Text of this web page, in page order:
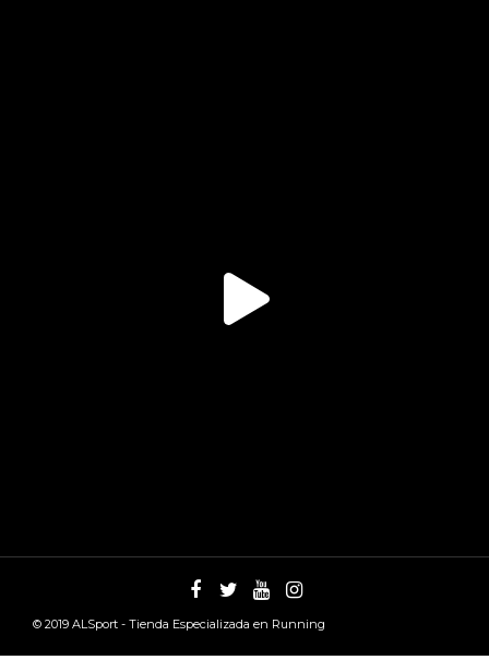
© 2019 ALSport - Tienda Especializada en Running